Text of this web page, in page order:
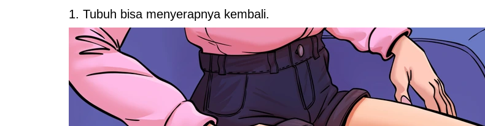
1. Tubuh bisa menyerapnya kembali.